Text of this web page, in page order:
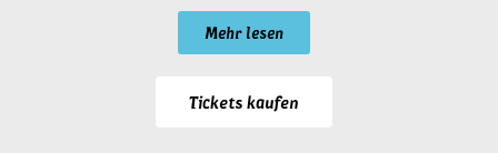
Mehr lesen
Tickets kaufen